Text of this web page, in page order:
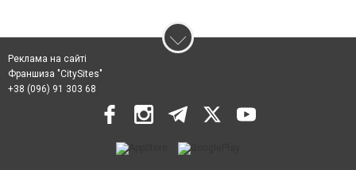
Реклама на сайті
Франшиза "CitySites"
+38 (096) 91 303 68